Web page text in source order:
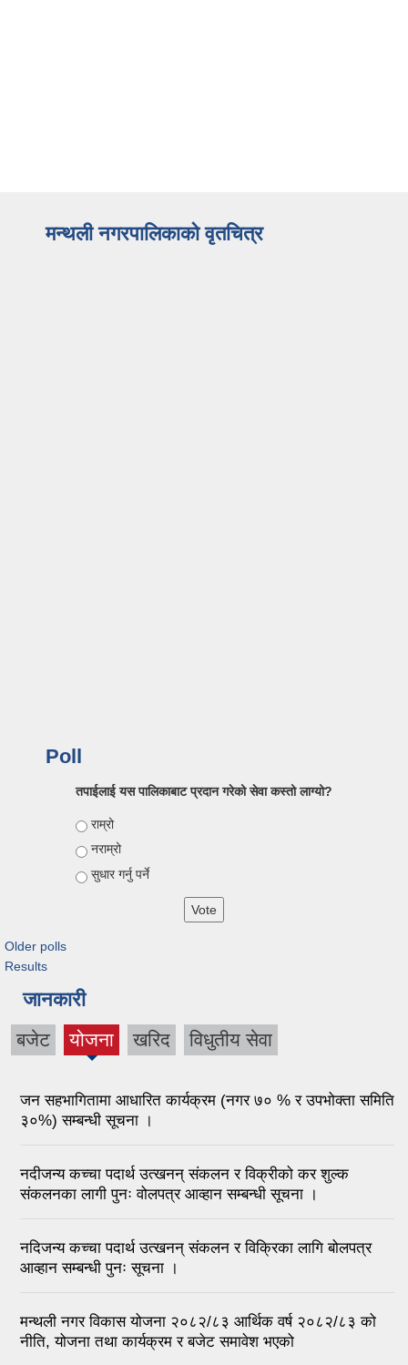
मन्थली नगरपालिकाको वृतचित्र
Poll
तपाईलाई यस पालिकाबाट प्रदान गरेको सेवा कस्तो लाग्यो?
Choices
राम्रो
नराम्रो
सुधार गर्नु पर्ने
Older polls
Results
जानकारी
बजेट योजना खरिद विधुतीय सेवा
जन सहभागितामा आधारित कार्यक्रम (नगर ७० % र उपभोक्ता समिति
३०%) सम्बन्धी सूचना ।
नदीजन्य कच्चा पदार्थ उत्खनन् संकलन र विक्रीको कर शुल्क
संकलनका लागी पुनः वोलपत्र आव्हान सम्बन्धी सूचना ।
नदिजन्य कच्चा पदार्थ उत्खनन् संकलन र विक्रिका लागि बोलपत्र
आव्हान सम्बन्धी पुनः सूचना ।
मन्थली नगर विकास योजना २०८२/८३ आर्थिक वर्ष २०८२/८३ को
नीति, योजना तथा कार्यक्रम र बजेट समावेश भएको